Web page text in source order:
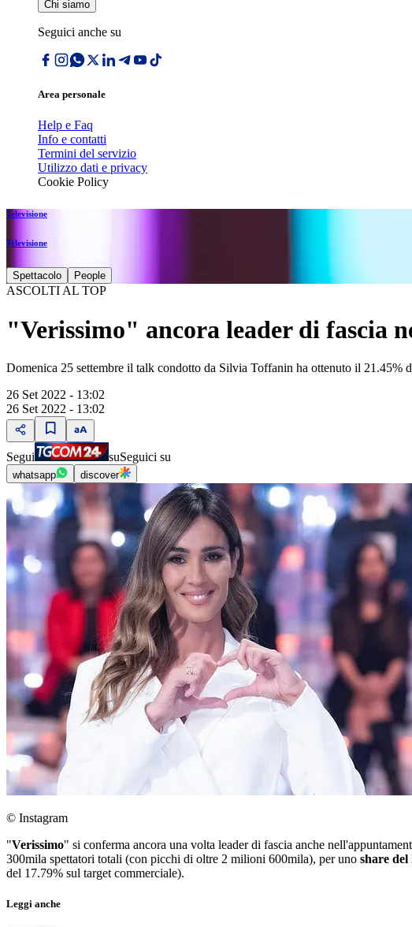
Chi siamo
Seguici anche su
Area personale
Help e Faq
Info e contatti
Termini del servizio
Utilizzo dati e privacy
Cookie Policy
Televisione
Televisione
Spettacolo People
ASCOLTI AL TOP
"Verissimo" ancora leader di fascia
Domenica 25 settembre il talk condotto da Silvia Toffanin ha ottenuto il 21.45%
26 Set 2022 - 13:02
26 Set 2022 - 13:02
Segui suSeguici su
whatsapp discover
© Instagram
"Verissimo" si conferma ancora una volta leader di fascia anche
300mila spettatori totali (con picchi di oltre 2 milioni 600mila), per uno share del
del 17.79% sul target commerciale).
Leggi anche